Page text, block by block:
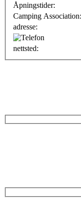
Åpningstider:
Camping Association:
adresse:
nettsted: